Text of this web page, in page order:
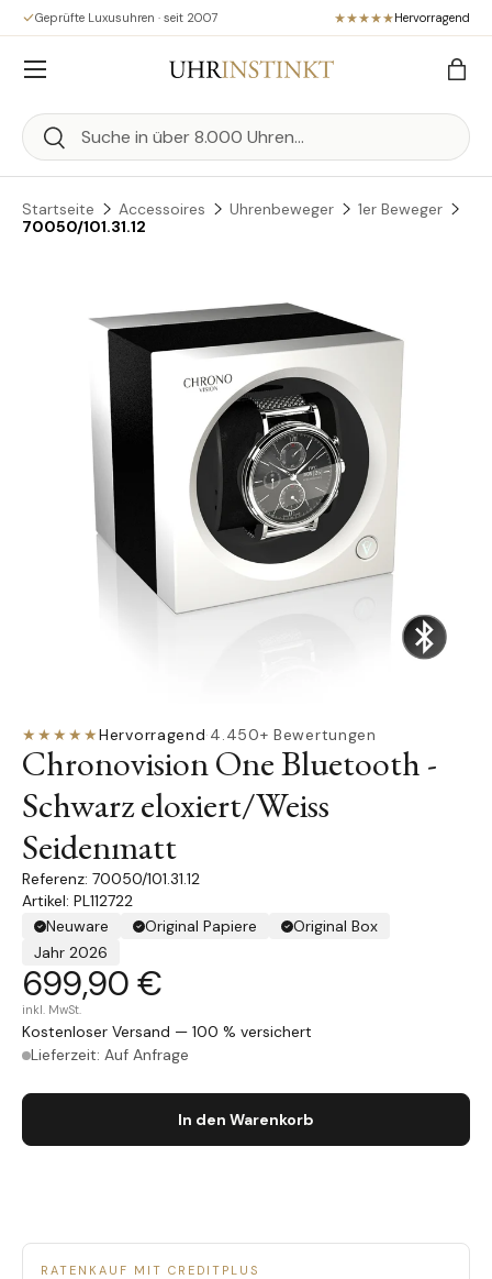
Direkt zum Inhalt
Geprüfte Luxusuhren · seit 2007 Hervorragend
Suchen
Suchen
Menü
Startseite Accessoires Uhrenbeweger
1er Beweger
70050/101.31.12
★★★★★Hervorragend·4.450+ Bewertungen
Chronovision One Bluetooth -
Schwarz eloxiert/Weiss
Seidenmatt
70050/101.31.12
Artikel: PL112722
Neuware
Original Papiere
Original Box
Jahr 2026
699,90 €
inkl. MwSt.
Kostenloser Versand — 100 % versichert
Lieferzeit: Auf Anfrage
In den Warenkorb
RATENKAUF MIT CREDITPLUS